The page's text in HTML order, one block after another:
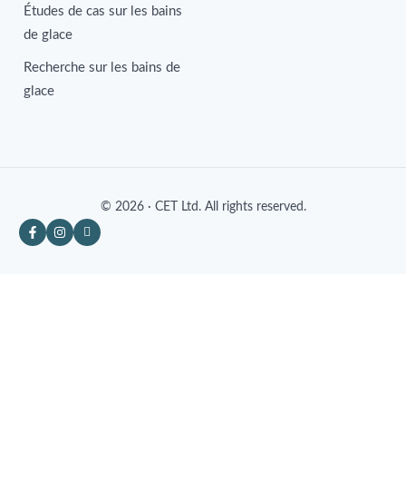
Études de cas sur les bains
de glace
Recherche sur les bains de
glace
© 2026 · CET Ltd. All rights reserved.